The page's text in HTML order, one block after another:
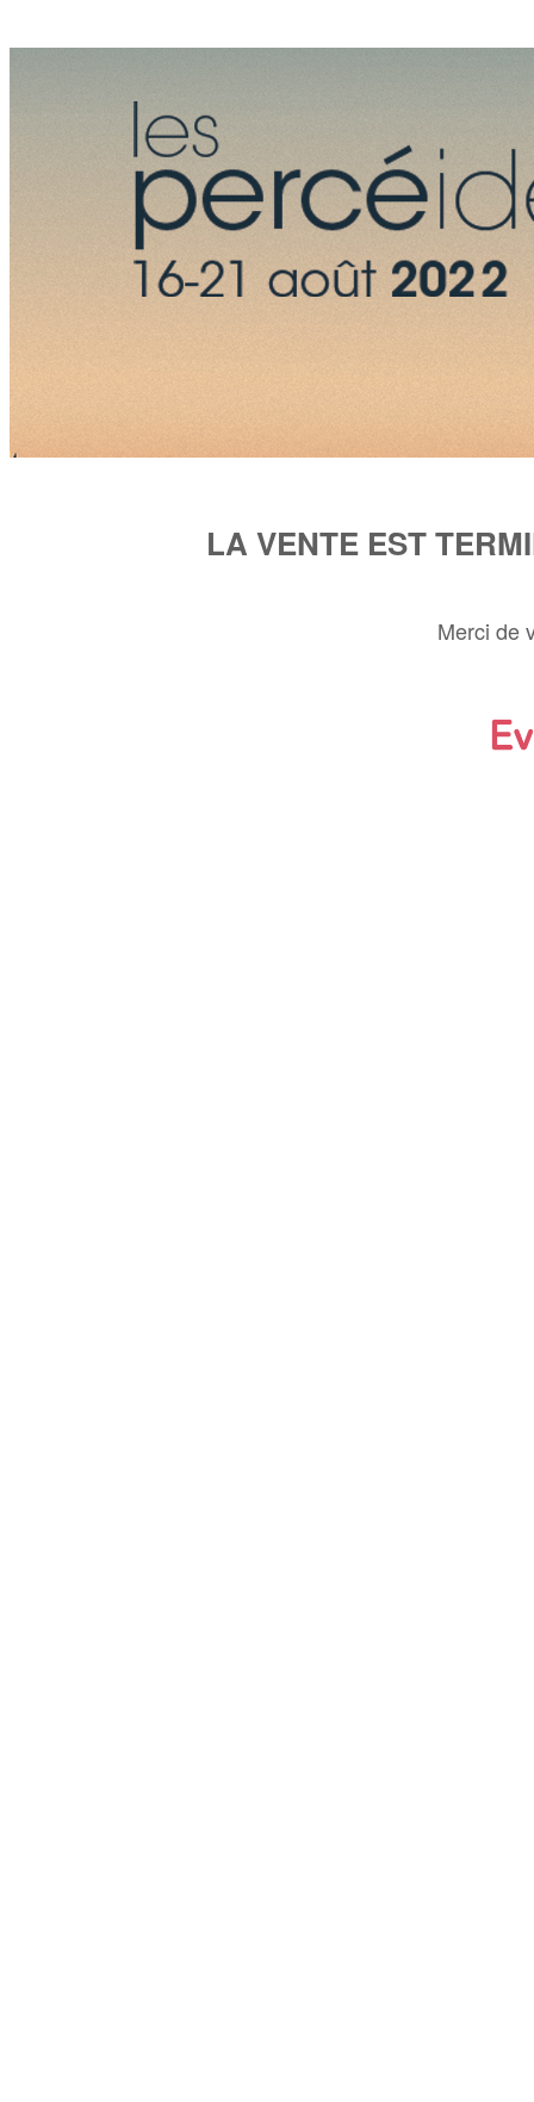
LA VENTE EST
Merci de